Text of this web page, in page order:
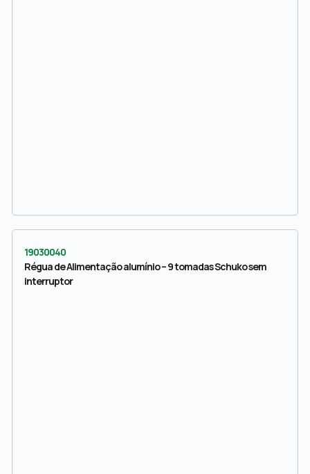
19030040
Régua de Alimentação alumínio – 9 tomadas Schuko sem
interruptor